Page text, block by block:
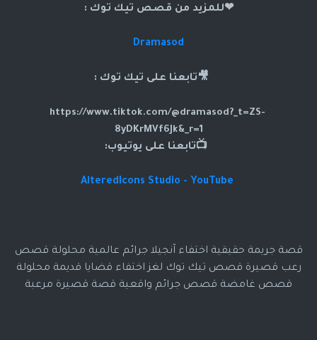
❤للمزيد من قصص تيك توك :
Dramasod
🎥تابعنا على تيك توك :
https://www.tiktok.com/@dramasod?_t=ZS-
8yDKrMVf6Jk&_r=1
📺تابعنا على يوتيوب:
AlteredIcons Studio - YouTube
قصة جريمة حقيقية اختفاء آنجيلا جرائم عالمية محلولة قصص
رعب قصيرة قصص تيك توك لغز اختفاء قضايا قديمة محلولة
قصص غامضة قصص جرائم واقعية قصة قصيرة مرعبة